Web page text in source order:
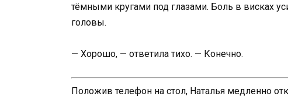
тёмными кругами под глазами. Боль в висках
головы.
— Хорошо, — ответила тихо. — Конечно.
Положив телефон на стол, Наталья медленно